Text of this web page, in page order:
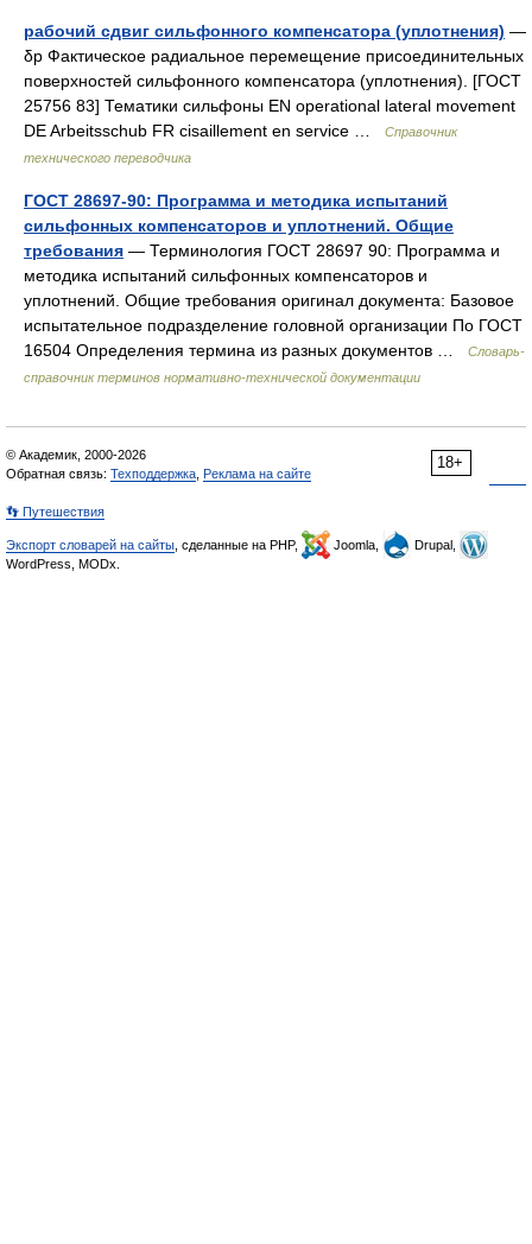
рабочий сдвиг сильфонного компенсатора (уплотнения) —
δр Фактическое радиальное перемещение присоединительных
поверхностей сильфонного компенсатора (уплотнения). [ГОСТ
25756 83] Тематики сильфоны EN operational lateral movement
DE Arbeitsschub FR cisaillement en service …
Справочник
технического переводчика
ГОСТ 28697-90: Программа и методика испытаний
сильфонных компенсаторов и уплотнений. Общие
требования — Терминология ГОСТ 28697 90: Программа и
методика испытаний сильфонных компенсаторов и
уплотнений. Общие требования оригинал документа: Базовое
испытательное подразделение головной организации По ГОСТ
16504 Определения термина из разных документов …
Словарь-
справочник терминов нормативно-технической документации
18+
© Академик, 2000-2026
Обратная связь: Техподдержка Реклама на сайте
👣 Путешествия
Экспорт словарей на сайты , сделанные на PHP, Joomla,
Drupal,
WordPress, MODx.